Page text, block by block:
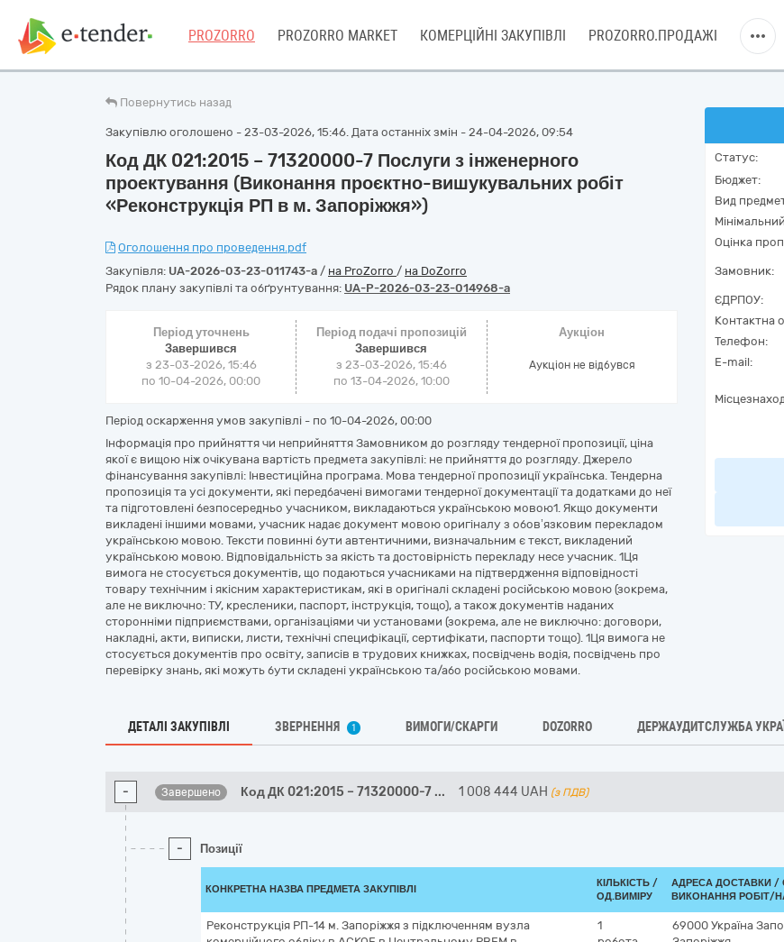
PROZORRO PROZORRO MARKET КОМЕРЦІЙНІ ЗАКУПІВЛІ PROZORRO.ПРОДАЖІ
Повернутись назад
Закупівлю оголошено - 23-03-2026, 15:46. Дата останніх змін - 24-04-2026, 09:54
Код ДК 021:2015 – 71320000-7 Послуги з інженерного
проектування (Виконання проєктно-вишукувальних робіт
«Реконструкція РП в м. Запоріжжя»)
Оголошення про проведення.pdf
Закупівля: UA-2026-03-23-011743-a / на ProZorro / на DoZorro
Рядок плану закупівлі та обґрунтування: UA-P-2026-03-23-014968-a
Період уточнень
Завершився
з 23-03-2026, 15:46
по 10-04-2026, 00:00
Період подачі пропозицій
Завершився
з 23-03-2026, 15:46
по 13-04-2026, 10:00
Аукціон
Аукціон не відбувся
Період оскарження умов закупівлі - по 10-04-2026, 00:00
Інформація про прийняття чи неприйняття Замовником до розгляду тендерної пропозиції, ціна
якої є вищою ніж очікувана вартість предмета закупівлі: не прийняття до розгляду. Джерело
фінансування закупівлі: Інвестиційна програма. Мова тендерної пропозиції українська. Тендерна
пропозиція та усі документи, які передбачені вимогами тендерної документації та додатками до неї
та підготовлені безпосередньо учасником, викладаються українською мовою1. Якщо документи
викладені іншими мовами, учасник надає документ мовою оригіналу з обов’язковим перекладом
українською мовою. Тексти повинні бути автентичними, визначальним є текст, викладений
українською мовою. Відповідальність за якість та достовірність перекладу несе учасник. 1Ця
вимога не стосується документів, що подаються учасниками на підтвердження відповідності
товару технічним і якісним характеристикам, які в оригіналі складені російською мовою (зокрема,
але не виключно: ТУ, кресленики, паспорт, інструкція, тощо), а також документів наданих
сторонніми підприємствами, організаціями чи установами (зокрема, але не виключно: договори,
накладні, акти, виписки, листи, технічні специфікації, сертифікати, паспорти тощо). 1Ця вимога не
стосується документів про освіту, записів в трудових книжках, посвідчень водія, посвідчень про
перевірку знань, які можуть бути складені українською та/або російською мовами.
Статус:
Бюджет:
Вид
Оцінка
Замовник:
ЄДРПОУ:
Контактна
Телефон:
E-mail:
ДЕТАЛІ ЗАКУПІВЛІ ЗВЕРНЕННЯ 1 ВИМОГИ/СКАРГИ DOZORRO ДЕРЖАУДИТСЛУЖБА
- Завершено Код ДК 021:2015 – 71320000-7 ... 1 008 444 UAH (з ПДВ)
- Позиції
КОНКРЕТНА НАЗВА ПРЕДМЕТА ЗАКУПІВЛІ
КІЛЬКІСТЬ /
ОД.ВИМІРУ
АДРЕСА ДОСТАВКИ /
ВИКОНАННЯ РОБІТ/
Реконструкція РП-14 м. Запоріжжя з підключенням вузла
1
69000 Україна